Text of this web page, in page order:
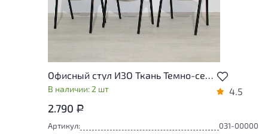
Офисный стул ИЗО Ткань Темно-серый Россия
В наличии: 2 шт 4.5
2.790 Р
Артикул:
031-00000